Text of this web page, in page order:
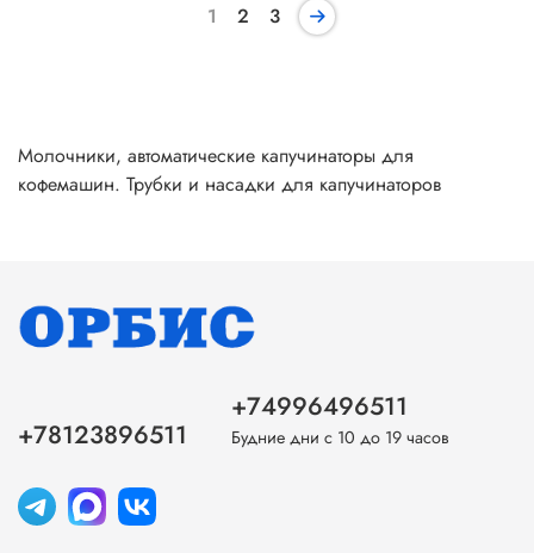
1 2 3
Молочники, автоматические капучинаторы для
кофемашин. Трубки и насадки для капучинаторов
+78123896511
+74996496511
Будние дни с 10 до 19 часов